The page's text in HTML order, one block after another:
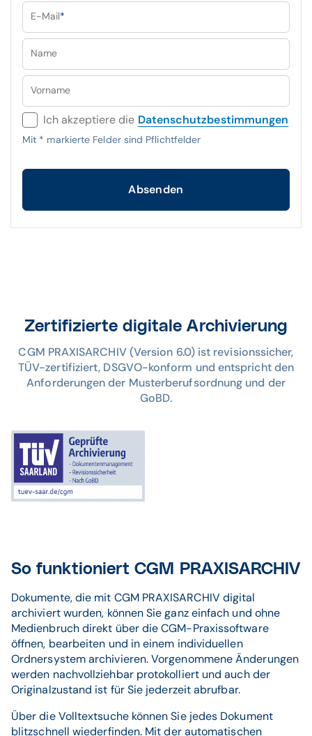
E-Mail*
Name
Vorname
Ich akzeptiere die Datenschutzbestimmungen
Mit * markierte Felder sind Pflichtfelder
Absenden
Zertifizierte digitale Archivierung
CGM PRAXISARCHIV (Version 6.0) ist revisionssicher,
TÜV-zertifiziert, DSGVO-konform und entspricht den
Anforderungen der Musterberufsordnung und der
GoBD.
So funktioniert CGM PRAXISARCHIV
Dokumente, die mit CGM PRAXISARCHIV digital
archiviert wurden, können Sie ganz einfach und ohne
Medienbruch direkt über die CGM-Praxissoftware
öffnen, bearbeiten und in einem individuellen
Ordnersystem archivieren. Vorgenommene Änderungen
werden nachvollziehbar protokolliert und auch der
Originalzustand ist für Sie jederzeit abrufbar.
Über die Volltextsuche können Sie jedes Dokument
blitzschnell wiederfinden. Mit der automatischen